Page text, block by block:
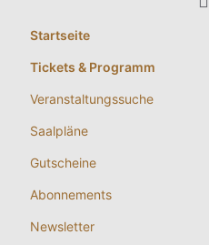
Startseite
Tickets & Programm
Veranstaltungssuche
Saalpläne
Gutscheine
Abonnements
Newsletter